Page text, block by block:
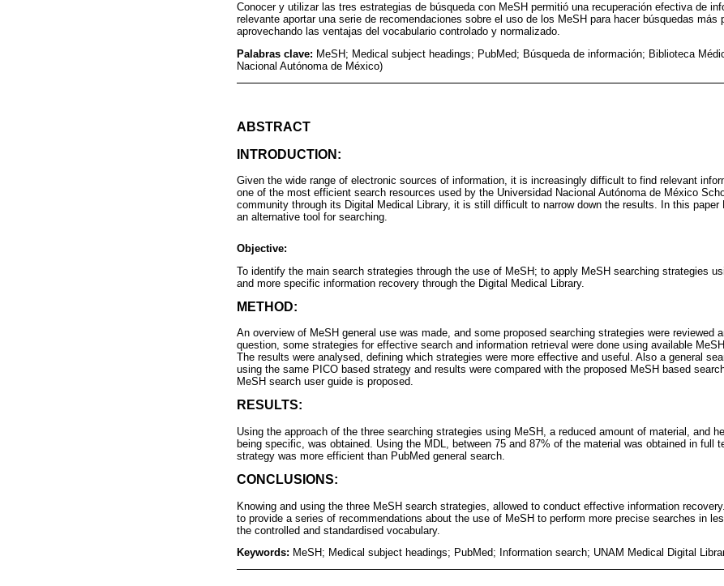
Conocer y utilizar las tres estrategias de búsqueda con MeSH permitió una recuperación efectiva de
relevante aportar una serie de recomendaciones sobre el uso de los MeSH para hacer búsquedas más
aprovechando las ventajas del vocabulario controlado y normalizado.
Palabras clave: MeSH; Medical subject headings; PubMed; Búsqueda de información; Biblioteca
Nacional Autónoma de México)
ABSTRACT
INTRODUCTION:
Given the wide range of electronic sources of information, it is increasingly difficult to find relevant
one of the most efficient search resources used by the Universidad Nacional Autónoma de México
community through its Digital Medical Library, it is still difficult to narrow down the results. In this paper
an alternative tool for searching.
Objective:
To identify the main search strategies through the use of MeSH; to apply MeSH searching strategies
and more specific information recovery through the Digital Medical Library.
METHOD:
An overview of MeSH general use was made, and some proposed searching strategies were reviewed
question, some strategies for effective search and information retrieval were done using available
The results were analysed, defining which strategies were more effective and useful. Also a general
using the same PICO based strategy and results were compared with the proposed MeSH based
MeSH search user guide is proposed.
RESULTS:
Using the approach of the three searching strategies using MeSH, a reduced amount of material, and
being specific, was obtained. Using the MDL, between 75 and 87% of the material was obtained in full
strategy was more efficient than PubMed general search.
CONCLUSIONS:
Knowing and using the three MeSH search strategies, allowed to conduct effective information
to provide a series of recommendations about the use of MeSH to perform more precise searches in
the controlled and standardised vocabulary.
Keywords: MeSH; Medical subject headings; PubMed; Information search; UNAM Medical Digital